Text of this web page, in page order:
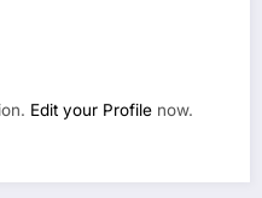
Edit your Profile now.